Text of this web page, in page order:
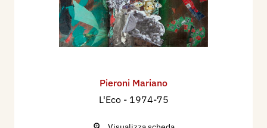
mostra fondamentale: Natura Artifiziata, che si
svolse nel Gennaio-Febbraio 2002, di cui fu
principale curatore Silvio Zanella, coadiuvato da
Pieroni aderì a inviti ed eventi internazionali in
Italia e all’estero, evolvendo il suo percorso nello
scenario dell’arte contemporanea.
Pieroni Mariano
L'Eco - 1974-75